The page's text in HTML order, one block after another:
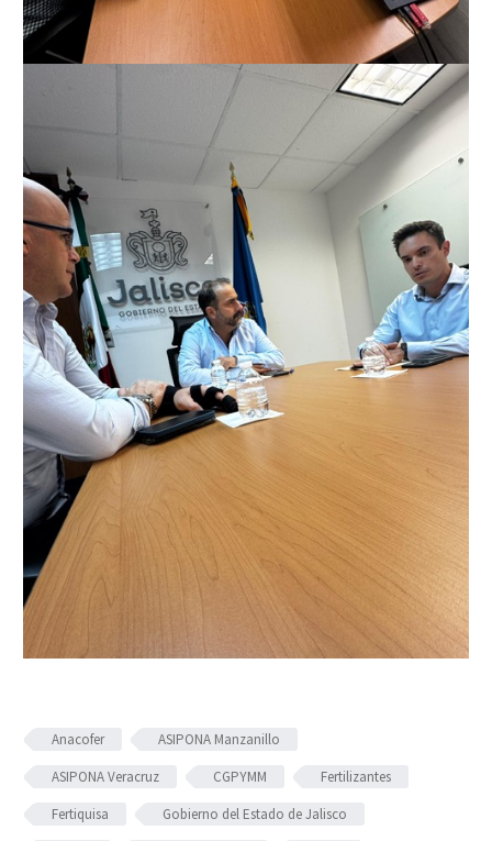
Anacofer
ASIPONA Manzanillo
ASIPONA Veracruz
CGPYMM
Fertilizantes
Fertiquisa
Gobierno del Estado de Jalisco